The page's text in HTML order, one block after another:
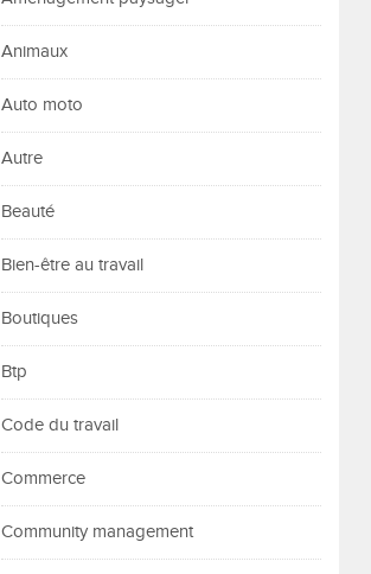
Animaux
Auto moto
Autre
Beauté
Bien-être au travail
Boutiques
Btp
Code du travail
Commerce
Community management